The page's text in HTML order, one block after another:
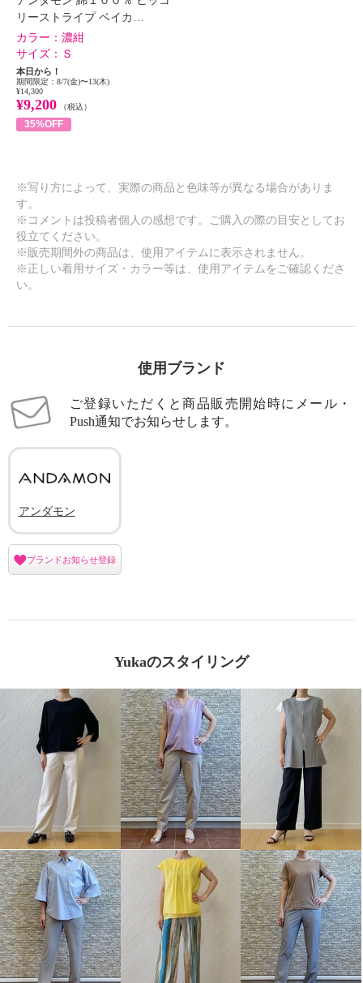
リーストライプ ベイカ…
カラー： 濃紺
サイズ： Ｓ
本日から！
期間限定：8/7(金)〜13(木)
¥14,300
¥9,200 （税込）
35%OFF
※写り方によって、実際の商品と色味等が異なる場合がありま
す。
※コメントは投稿者個人の感想です。ご購入の際の目安としてお
役立てください。
※販売期間外の商品は、使用アイテムに表示されません。
※正しい着用サイズ・カラー等は、使用アイテムをご確認くださ
い。
使用ブランド
ご登録いただくと商品販売開始時にメール・
Push通知でお知らせします。
アンダモン
ブランドお知らせ登録
Yukaのスタイリング